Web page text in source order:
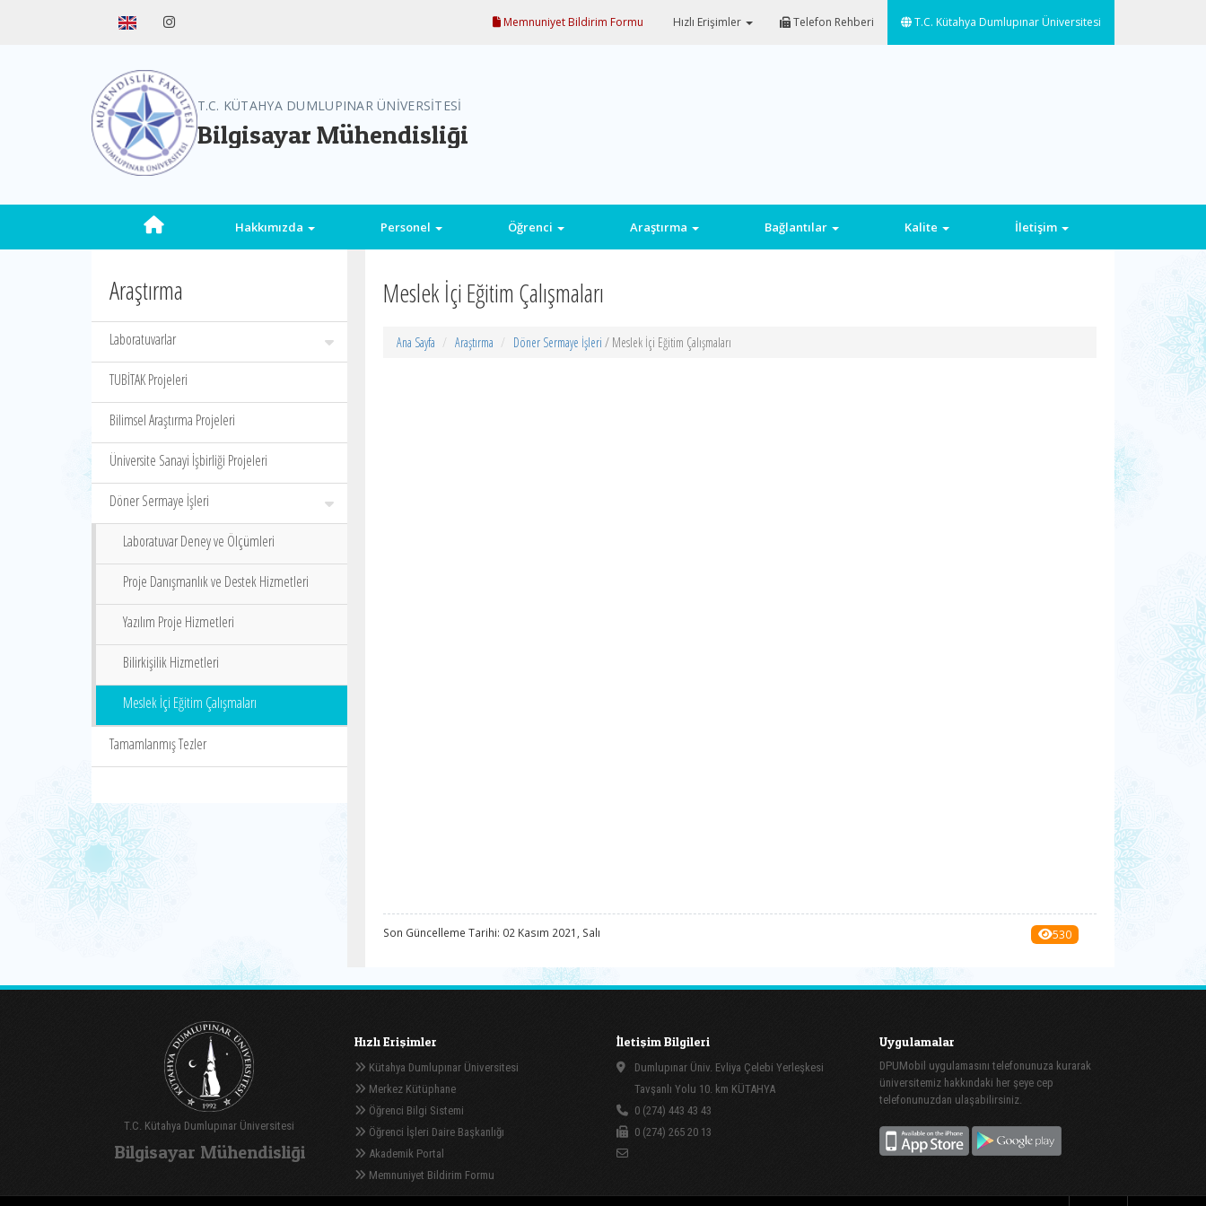
Memnuniyet Bildirim Formu Hızlı Erişimler Telefon Rehberi T.C. Kütahya Dumlupınar Üniversitesi
T.C. KÜTAHYA DUMLUPINAR ÜNİVERSİTESİ
Bilgisayar Mühendisliği
Hakkımızda Personel Öğrenci Araştırma Bağlantılar Kalite İletişim
Araştırma
Laboratuvarlar
TUBİTAK Projeleri
Bilimsel Araştırma Projeleri
Üniversite Sanayi İşbirliği Projeleri
Döner Sermaye İşleri
Laboratuvar Deney ve Ölçümleri
Proje Danışmanlık ve Destek Hizmetleri
Yazılım Proje Hizmetleri
Bilirkişilik Hizmetleri
Meslek İçi Eğitim Çalışmaları
Tamamlanmış Tezler
Meslek İçi Eğitim Çalışmaları
Ana Sayfa Araştırma Döner Sermaye İşleri / Meslek İçi Eğitim Çalışmaları
Son Güncelleme Tarihi: 02 Kasım 2021, Salı 530
T.C. Kütahya Dumlupınar Üniversitesi
Bilgisayar Mühendisliği
Hızlı Erişimler
Kütahya Dumlupınar Üniversitesi
Merkez Kütüphane
Öğrenci Bilgi Sistemi
Öğrenci İşleri Daire Başkanlığı
Akademik Portal
Memnuniyet Bildirim Formu
İletişim Bilgileri
Dumlupınar Üniv. Evliya Çelebi Yerleşkesi
Tavşanlı Yolu 10. km KÜTAHYA
0 (274) 443 43 43
0 (274) 265 20 13
Uygulamalar
DPUMobil uygulamasını telefonunuza kurarak
üniversitemiz hakkındaki her şeye cep
telefonunuzdan ulaşabilirsiniz.